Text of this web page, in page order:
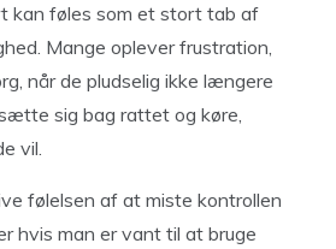
kan føles som et stort tab af
Mange oplever frustration,
når de pludselig ikke længere
sig bag rattet og køre,
vil.
følelsen af at miste kontrollen
hvis man er vant til at bruge